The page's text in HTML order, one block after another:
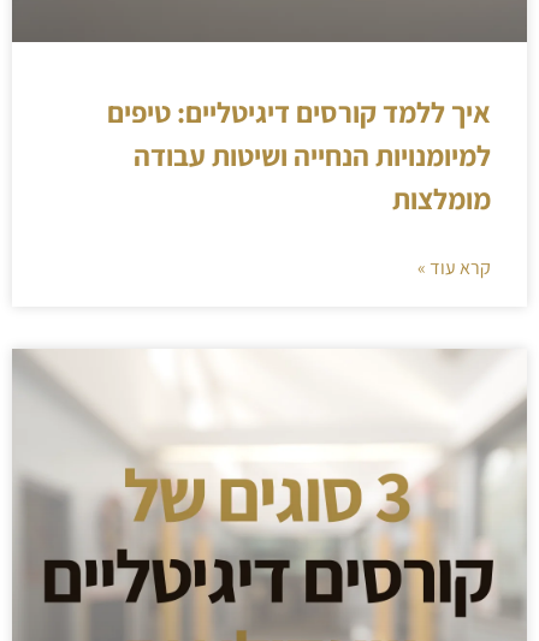
איך ללמד קורסים דיגיטליים: טיפים
למיומנויות הנחייה ושיטות עבודה
מומלצות
קרא עוד »